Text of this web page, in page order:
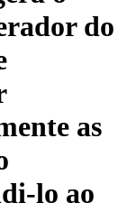
do
as
lo ao